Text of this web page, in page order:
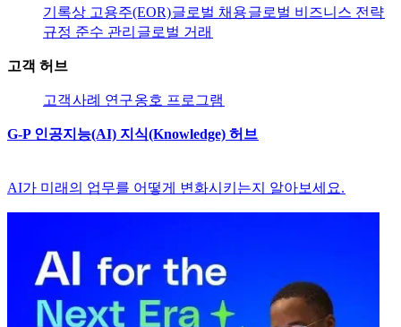
기록상 고용주(EOR)​​글로벌 채용​​글로벌 비즈니스 전략​​
규정 준수 관리​​ 글로벌 거래​​
고객 허브​​
고객​​사례 연구​​옹호 프로그램​​
G-P 인공지능(AI) 지식(Knowledge) 허브​​
AI가 미래의 업무를 어떻게 변화시키는지 알아보세요.​​